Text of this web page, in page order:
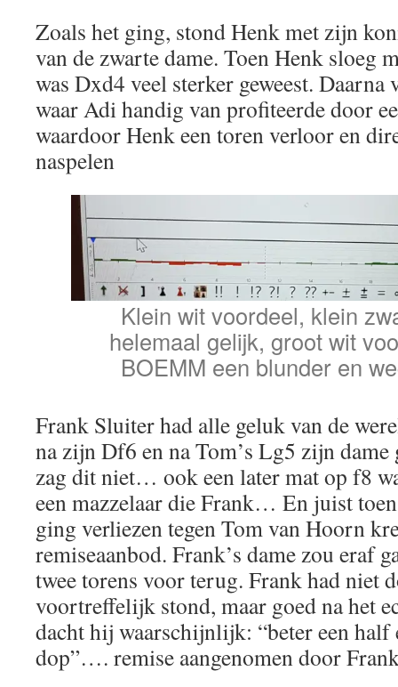
Zoals het ging, stond Henk met zijn
van de zwarte dame. Toen Henk sloeg
was Dxd4 veel sterker geweest.
waar Adi handig van profiteerde door
waardoor Henk een toren verloor en
naspelen
Klein wit voordeel, klein
helemaal gelijk, groot wit
BOEMM een blunder en
Frank Sluiter had alle geluk van de
na zijn Df6 en na Tom’s Lg5 zijn
zag dit niet… ook een later mat op f8
een mazzelaar die Frank… En juist
ging verliezen tegen Tom van Hoorn
remiseaanbod. Frank’s dame zou eraf
twee torens voor terug. Frank had niet
voortreffelijk stond, maar goed na het
dacht hij waarschijnlijk: “beter een half
dop”…. remise aangenomen door